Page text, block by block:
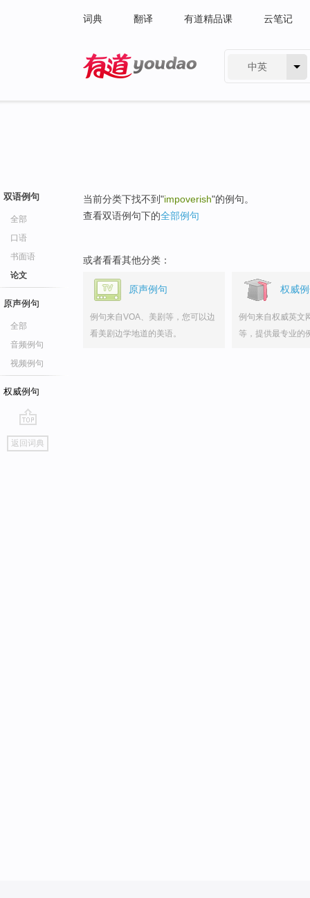
词典 翻译 有道精品课 云笔记
中英
双语例句
全部
口语
书面语
论文
原声例句
全部
音频例句
视频例句
权威例句
go
top
返回词典
当前分类下找不到"impoverish"的例句。
查看双语例句下的全部例句
或者看看其他分类：
原声例句
例句来自VOA、美剧等，您可以边
看美剧边学地道的美语。
权威
例句来自权威英文
等，提供最专业的